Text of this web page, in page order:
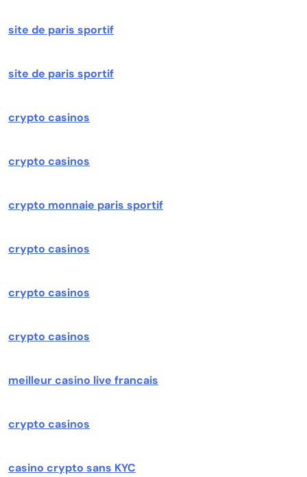
site de paris sportif
site de paris sportif
crypto casinos
crypto casinos
crypto monnaie paris sportif
crypto casinos
crypto casinos
crypto casinos
meilleur casino live francais
crypto casinos
casino crypto sans KYC